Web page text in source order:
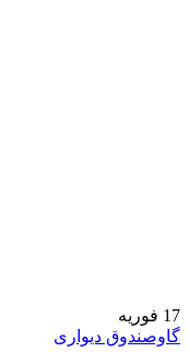
17 فوریه
گاوصندوق دیواری